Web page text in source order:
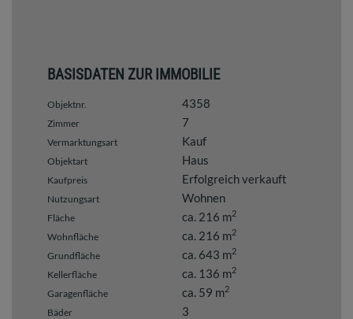
BASISDATEN ZUR IMMOBILIE
Objektnr. 4358
Zimmer 7
Vermarktungsart Kauf
Objektart Haus
Kaufpreis Erfolgreich verkauft
Nutzungsart Wohnen
Fläche ca. 216 m2
Wohnfläche ca. 216 m2
Grundfläche ca. 643 m2
Kellerfläche ca. 136 m2
Garagenfläche ca. 59 m2
Bäder 3